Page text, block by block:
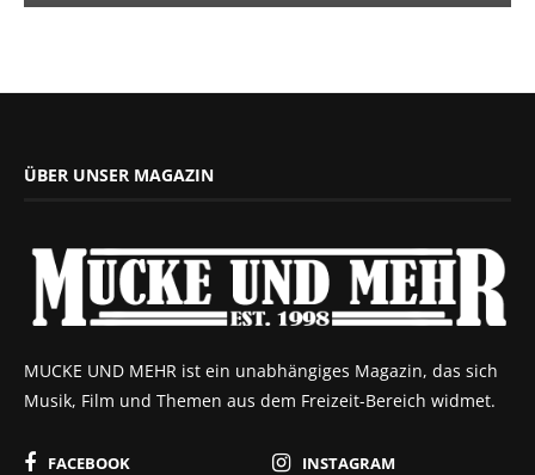
ÜBER UNSER MAGAZIN
MUCKE UND MEHR ist ein unabhängiges Magazin, das sich
Musik, Film und Themen aus dem Freizeit-Bereich widmet.
FACEBOOK
INSTAGRAM